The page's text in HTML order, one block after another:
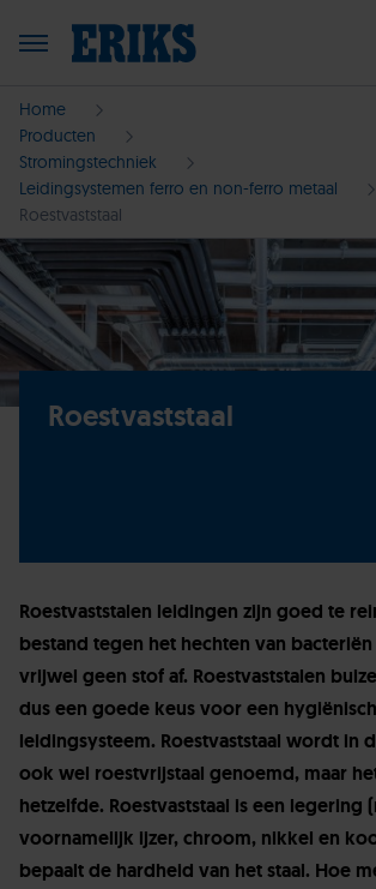
Home
Producten
Stromingstechniek
Leidingsystemen ferro en non-ferro metaal
Roestvaststaal
Roestvaststaal
Roestvaststalen leidingen zijn goed te
bestand tegen het hechten van
vrijwel geen stof af. Roestvaststalen
dus een goede keus voor een hygiënisch
leidingsysteem. Roestvaststaal wordt in
ook wel roestvrijstaal genoemd, maar
hetzelfde. Roestvaststaal is een legering
voornamelijk ijzer, chroom, nikkel en
bepaalt de hardheid van het staal. Hoe